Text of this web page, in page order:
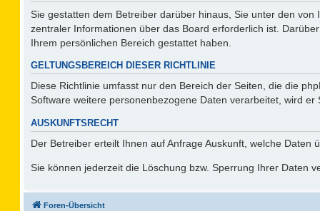
Sie gestatten dem Betreiber darüber hinaus, Sie unter den
zentraler Informationen über das Board erforderlich ist.
Ihrem persönlichen Bereich gestattet haben.
GELTUNGSBEREICH DIESER RICHTLINIE
Diese Richtlinie umfasst nur den Bereich der Seiten, die die
Software weitere personenbezogene Daten verarbeitet, wird
AUSKUNFTSRECHT
Der Betreiber erteilt Ihnen auf Anfrage Auskunft, welche Daten
Sie können jederzeit die Löschung bzw. Sperrung Ihrer Daten
Foren-Übersicht